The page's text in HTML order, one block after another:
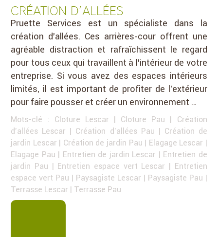
CRÉATION D’ALLÉES
Pruette Services est un spécialiste dans la
création d’allées. Ces arrières-cour offrent une
agréable distraction et rafraîchissent le regard
pour tous ceux qui travaillent à l’intérieur de votre
entreprise. Si vous avez des espaces intérieurs
limités, il est important de profiter de l’extérieur
pour faire pousser et créer un environnement …
Mots-clé : Cloture Lescar | Cloture Pau | Création
d'allées Lescar | Création d'allées Pau | Création de
jardin Lescar | Création de jardin Pau | Elagage Lescar |
Elagage Pau | Entretien de jardin Lescar | Entretien de
jardin Pau | Entretien espace vert Lescar | Entretien
espace vert Pau | Paysagiste Lescar | Paysagiste Pau |
Terrasse Lescar | Terrasse Pau